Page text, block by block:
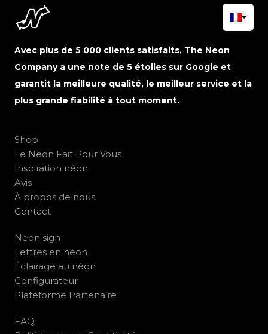
Avec plus de 5 000 clients satisfaits, The Neon
Company a une note de 5 étoiles sur Google et
garantit la meilleure qualité, le meilleur service et la
plus grande fiabilité à tout moment.
Shop
Le Neon Fait Pour Vous
Inspiration néon
Avis
À propos de nous
Contact
Neon sign
Lettres en néon
Éclairage au néon
Configurateur
Plateforme Partenaire
FAQ